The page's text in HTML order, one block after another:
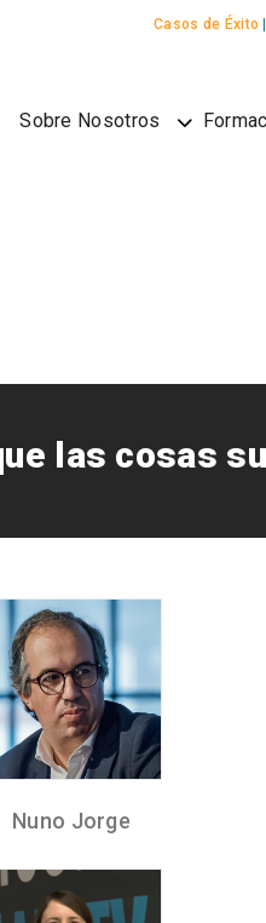
Casos de Éxito
Sobre Nosotros
las cosas
Nuno Jorge